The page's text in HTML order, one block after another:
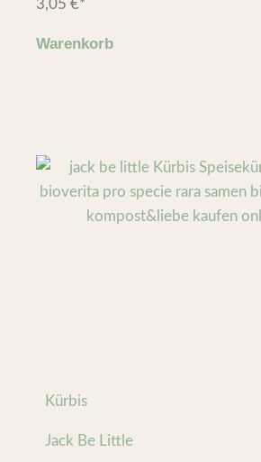
3,05 €*
Warenkorb
Kürbis
Jack Be Little